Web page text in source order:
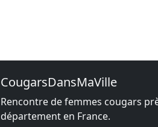
CougarsDansMaVille
Rencontre de femmes cougars
département en France.